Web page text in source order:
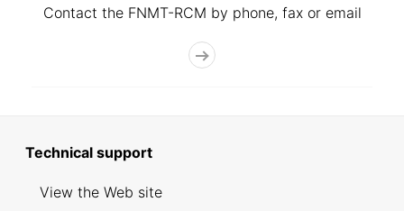
Contact the FNMT-RCM by phone, fax or email
Technical support
View the Web site